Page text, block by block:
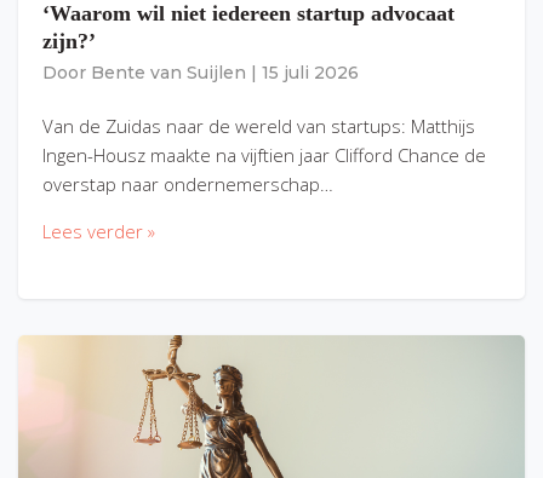
‘Waarom wil niet iedereen startup advocaat
zijn?’
Door Bente van Suijlen 15 juli 2026
Van de Zuidas naar de wereld van startups: Matthijs
Ingen-Housz maakte na vijftien jaar Clifford Chance de
overstap naar ondernemerschap…
Lees verder »